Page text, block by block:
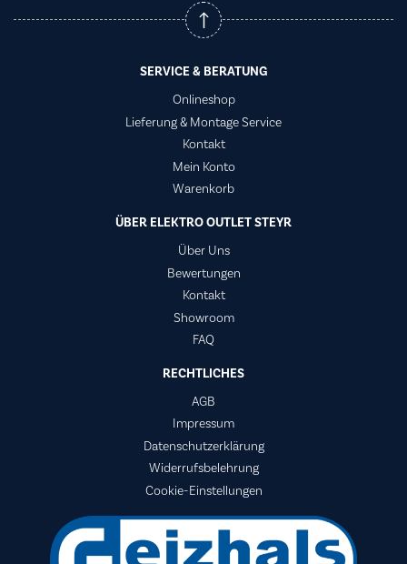
SERVICE & BERATUNG
Onlineshop
Lieferung & Montage Service
Kontakt
Mein Konto
Warenkorb
ÜBER ELEKTRO OUTLET STEYR
Über Uns
Bewertungen
Kontakt
Showroom
FAQ
RECHTLICHES
AGB
Impressum
Datenschutzerklärung
Widerrufsbelehrung
Cookie-Einstellungen